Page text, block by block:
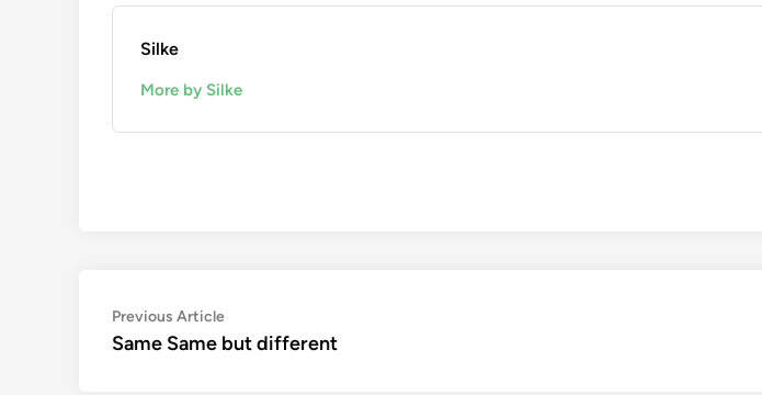
Silke
More by Silke
Beitragsnavigation
Previous ArticlePrevious
article:
Same Same but different